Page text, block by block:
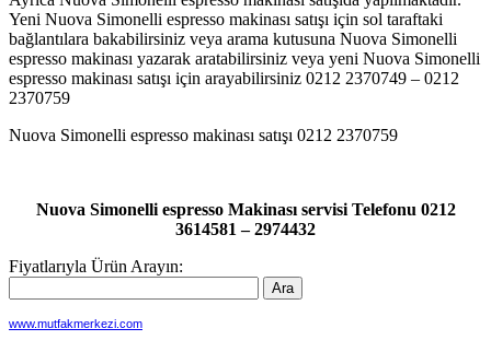
Yeni Nuova Simonelli espresso makinası satışı için sol taraftaki
bağlantılara bakabilirsiniz veya arama kutusuna Nuova Simonelli
espresso makinası yazarak aratabilirsiniz veya yeni Nuova Simonelli
espresso makinası satışı için arayabilirsiniz 0212 2370749 – 0212
2370759
Nuova Simonelli espresso makinası satışı 0212 2370759
Nuova Simonelli espresso Makinası servisi Telefonu 0212
3614581 – 2974432
Fiyatlarıyla Ürün Arayın:
www.mutfakmerkezi.com